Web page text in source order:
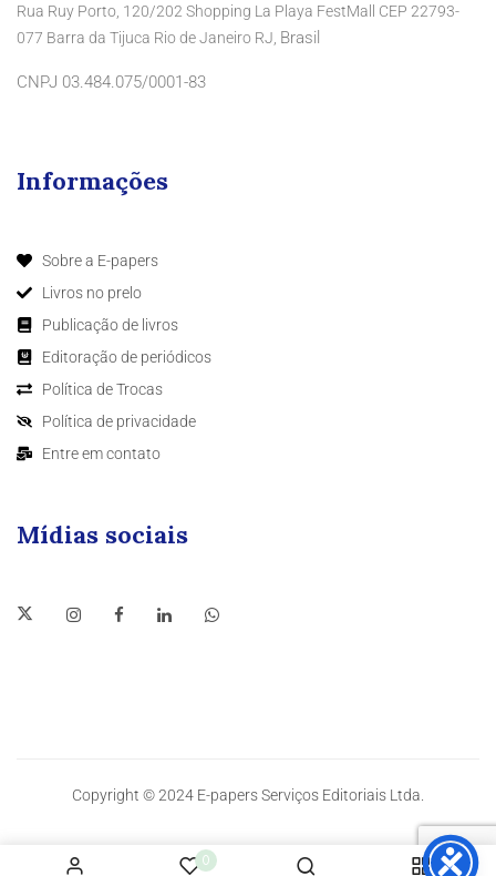
0
Rua Ruy Porto, 120/202 Shopping La Playa FestMall CEP 22793-
077 Barra da Tijuca Rio de Janeiro RJ, Brasil
CNPJ 03.484.075/0001-83
Informações
Sobre a E-papers
Livros no prelo
Publicação de livros
Editoração de periódicos
Política de Trocas
Política de privacidade
Entre em contato
Mídias sociais
Copyright © 2024 E-papers Serviços Editoriais Ltda.